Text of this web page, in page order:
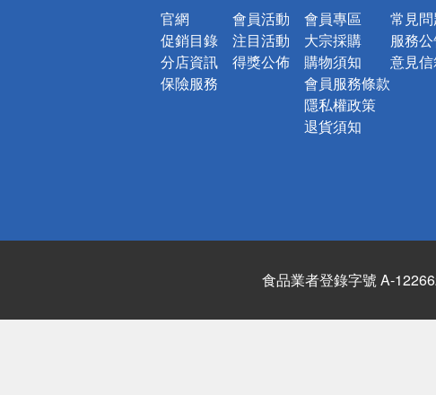
官網
促銷目錄
分店資訊
保險服務
會員活動
注目活動
得獎公佈
會員專區
大宗採購
購物須知
會員服務條款
隱私權政策
退貨須知
常見問
服務
意見
食品業者登錄字號 A-